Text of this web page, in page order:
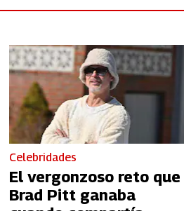
Celebridades
El vergonzoso reto que
Brad Pitt ganaba